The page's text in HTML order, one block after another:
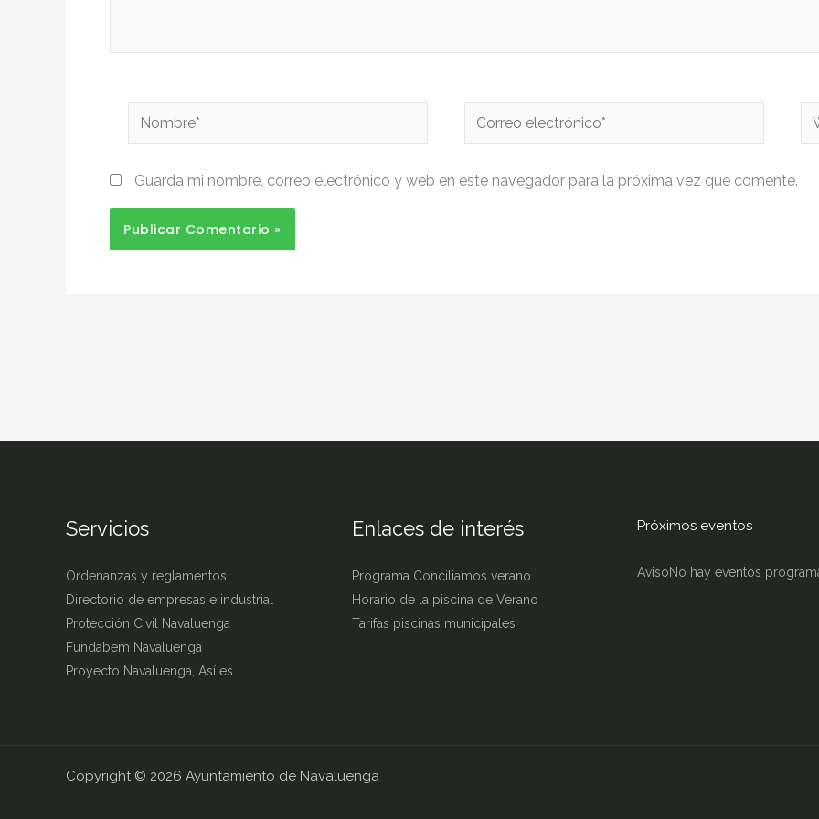
Nombre*
Correo
electrónico*
Guarda mi nombre, correo electrónico y web en este navegador para la próxima vez que comente.
Servicios
Ordenanzas y reglamentos
Directorio de empresas e industrial
Protección Civil Navaluenga
Fundabem Navaluenga
Proyecto Navaluenga, Así es
Enlaces de interés
Programa Conciliamos verano
Horario de la piscina de Verano
Tarifas piscinas municipales
Próximos eventos
AvisoNo hay eventos
Copyright © 2026 Ayuntamiento de Navaluenga